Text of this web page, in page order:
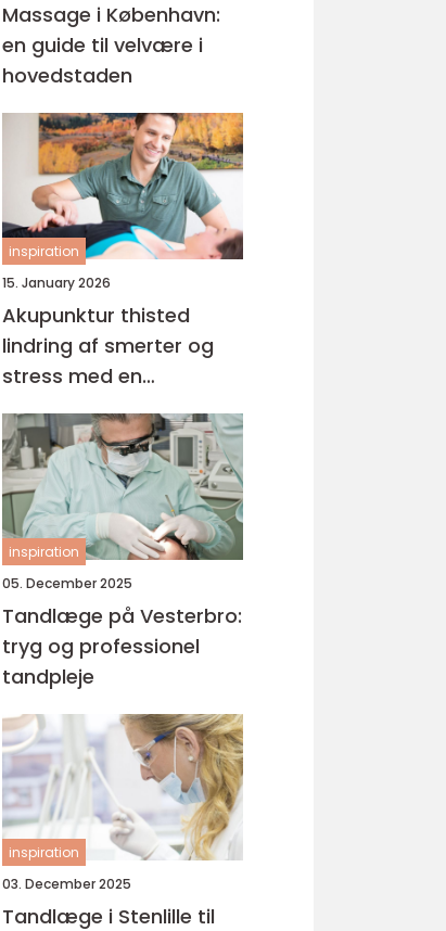
Massage i København:
en guide til velvære i
hovedstaden
inspiration
15. January 2026
Akupunktur thisted
lindring af smerter og
stress med en
helhedsorienteret
tilgang
inspiration
05. December 2025
Tandlæge på Vesterbro:
tryg og professionel
tandpleje
inspiration
03. December 2025
Tandlæge i Stenlille til